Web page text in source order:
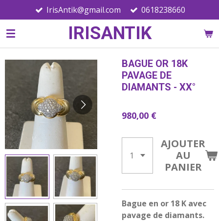
au
contenu
IRISANTIK
IrisAntik@gmail.com 0618238660
BAGUE OR 18K
PAVAGE DE
DIAMANTS - XX°
980,00 €
AJOUTER
AU
PANIER
Bague en or 18 K avec
pavage de diamants.